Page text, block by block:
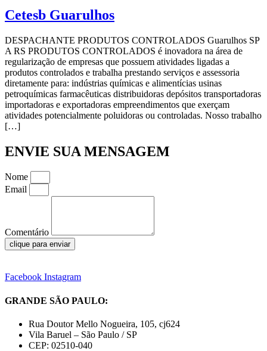
Cetesb Guarulhos
DESPACHANTE PRODUTOS CONTROLADOS Guarulhos SP
A RS PRODUTOS CONTROLADOS é inovadora na área de
regularização de empresas que possuem atividades ligadas a
produtos controlados e trabalha prestando serviços e assessoria
diretamente para: indústrias químicas e alimentícias usinas
petroquímicas farmacêuticas distribuidoras depósitos transportadoras
importadoras e exportadoras empreendimentos que exerçam
atividades potencialmente poluidoras ou controladas. Nosso trabalho
[…]
ENVIE SUA MENSAGEM
Nome
Email
Comentário
clique para enviar
Facebook Instagram
GRANDE SÃO PAULO:
Rua Doutor Mello Nogueira, 105, cj624
Vila Baruel – São Paulo / SP
CEP: 02510-040